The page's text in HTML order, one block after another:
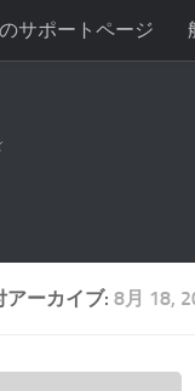
サポートページ
アーカイブ: 8月 18,